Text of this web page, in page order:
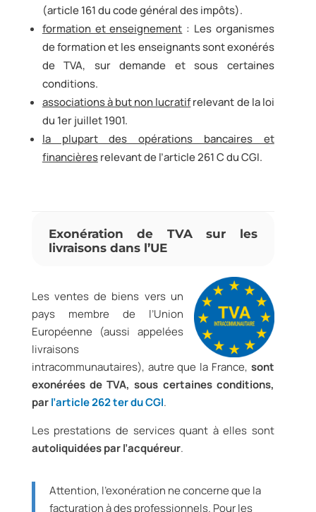
(article 161 du code général des impôts).
formation et enseignement : Les organismes
de formation et les enseignants sont exonérés
de TVA, sur demande et sous certaines
conditions.
associations à but non lucratifrelevant de la loi
du 1er juillet 1901.
la plupart des opérations bancaires et
financièresrelevant de l’article 261 C du CGI.
Exonération de TVA sur les
livraisons dans l’UE
Les ventes de biens vers un
pays membre de l’Union
Européenne (aussi appelées
livraisons
intracommunautaires), autre que la France, sont
exonérées de TVA, sous certaines conditions,
parl’article 262 ter du CGI.
Les prestations de services quant à elles sont
autoliquidées par l’acquéreur.
Attention, l’exonération ne concerne que la
facturation à des professionnels. Pour les